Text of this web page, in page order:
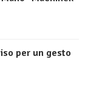
per un gesto